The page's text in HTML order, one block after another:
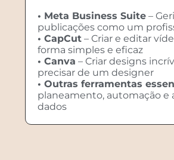
• Meta Business Suite –
publicações como um
• CapCut – Criar e editar
forma simples e eficaz
• Canva – Criar designs
precisar de um designer
• Outras ferramentas
planeamento, automação e
dados